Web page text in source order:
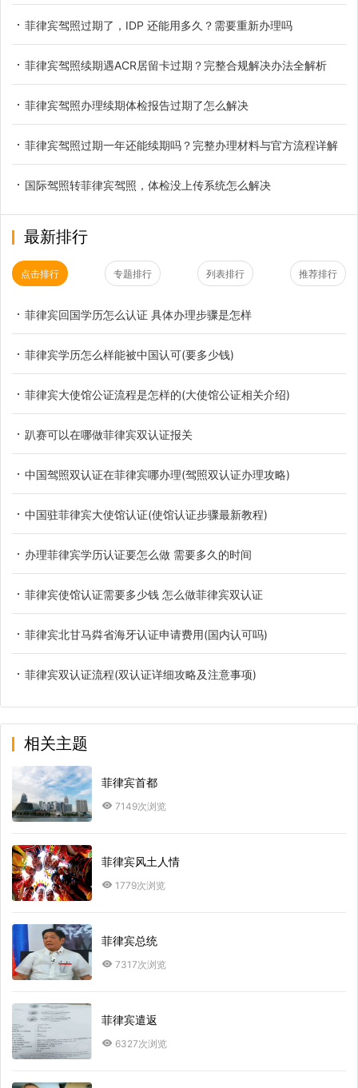
菲律宾驾照过期了，IDP 还能用多久？需要重新办理吗
菲律宾驾照续期遇ACR居留卡过期？完整合规解决办法全解析
菲律宾驾照办理续期体检报告过期了怎么解决
菲律宾驾照过期一年还能续期吗？完整办理材料与官方流程详解
国际驾照转菲律宾驾照，体检没上传系统怎么解决
最新排行
点击排行 专题排行 列表排行 推荐排行
菲律宾回国学历怎么认证 具体办理步骤是怎样
菲律宾学历怎么样能被中国认可(要多少钱)
菲律宾大使馆公证流程是怎样的(大使馆公证相关介绍)
趴赛可以在哪做菲律宾双认证报关
中国驾照双认证在菲律宾哪办理(驾照双认证办理攻略)
中国驻菲律宾大使馆认证(使馆认证步骤最新教程)
办理菲律宾学历认证要怎么做 需要多久的时间
菲律宾使馆认证需要多少钱 怎么做菲律宾双认证
菲律宾北甘马粦省海牙认证申请费用(国内认可吗)
菲律宾双认证流程(双认证详细攻略及注意事项)
相关主题
菲律宾首都
7149次浏览
菲律宾风土人情
1779次浏览
菲律宾总统
7317次浏览
菲律宾遣返
6327次浏览